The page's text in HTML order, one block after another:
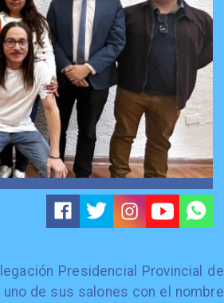
Presidencial Provincial de
de sus salones con el nombre